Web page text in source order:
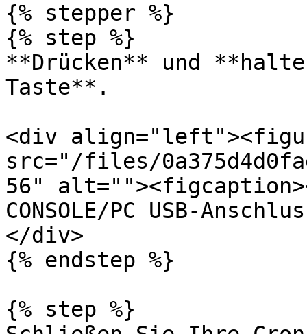
{% stepper %}
{% step %}
**Drücken** und
Taste**.
<div
src="/files/
56"
CONSOLE/PC USB-
</div>
{% endstep %}
{% step %}